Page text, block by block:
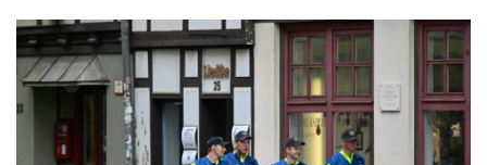
in Ceuta
Mindestens zehn Tote bei Angriffen der pro-iranischen Huthis im
Jemen
US-Senat stimmt für verschärfte Sanktionen gegen Russland
US-Gericht setzt Bau von Trumps Ballsaal aus - Präsident